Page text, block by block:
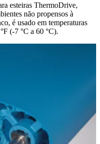
esteiras ThermoDrive,
não propensos à
é usado em temperaturas
(-7 °C a 60 °C).